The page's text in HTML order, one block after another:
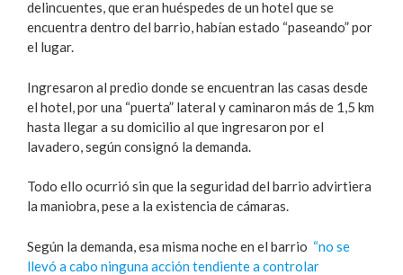
delincuentes, que eran huéspedes de un hotel que se
encuentra dentro del barrio, habían estado “paseando” por
el lugar.
Ingresaron al predio donde se encuentran las casas desde
el hotel, por una “puerta” lateral y caminaron más de 1,5 km
hasta llegar a su domicilio al que ingresaron por el
lavadero, según consignó la demanda.
Todo ello ocurrió sin que la seguridad del barrio advirtiera
la maniobra, pese a la existencia de cámaras.
Según la demanda, esa misma noche en el barrio “no se
llevó a cabo ninguna acción tendiente a controlar